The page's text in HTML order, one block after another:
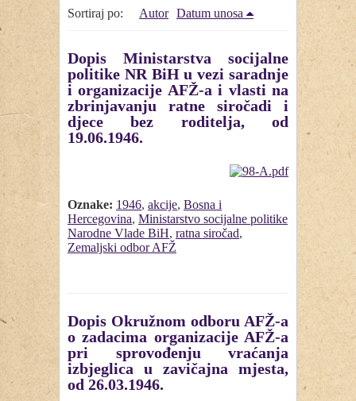
Sortiraj po: Autor Datum unosa
Dopis Ministarstva socijalne
politike NR BiH u vezi saradnje
i organizacije AFŽ-a i vlasti na
zbrinjavanju ratne siročadi i
djece bez roditelja, od
19.06.1946.
Oznake: 1946, akcije, Bosna i
Hercegovina, Ministarstvo socijalne politike
Narodne Vlade BiH, ratna siročad,
Zemaljski odbor AFŽ
Dopis Okružnom odboru AFŽ-a
o zadacima organizacije AFŽ-a
pri sprovođenju vraćanja
izbjeglica u zavičajna mjesta,
od 26.03.1946.